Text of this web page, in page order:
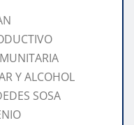
Y ALCOHOL
SOSA